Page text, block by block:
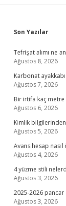
Son Yazılar
Tefrişat alımı ne
Ağustos 8, 2026
Karbonat
Ağustos 7, 2026
Bir irtifa kaç metre
Ağustos 6, 2026
Kimlik
Ağustos 5, 2026
Avans hesap
Ağustos 4, 2026
4 yüzme stili
Ağustos 3, 2026
2025-2026 pancar
Ağustos 3, 2026